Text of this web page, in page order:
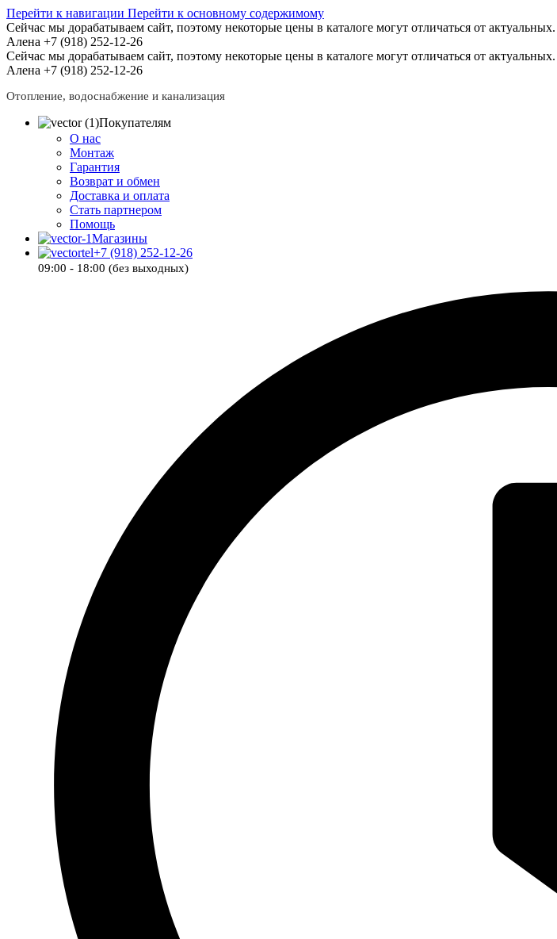
Перейти к навигации Перейти к основному содержимому
Сейчас мы дорабатываем сайт, поэтому некоторые цены в каталоге могут отличаться от актуальных.
Алена +7 (918) 252-12-26
Сейчас мы дорабатываем сайт, поэтому некоторые цены в каталоге могут отличаться от актуальных.
Алена +7 (918) 252-12-26
Отопление, водоснабжение и канализация
Покупателям
О нас
Монтаж
Гарантия
Возврат и обмен
Доставка и оплата
Стать партнером
Помощь
Магазины
+7 (918) 252-12-26
09:00 - 18:00 (без выходных)